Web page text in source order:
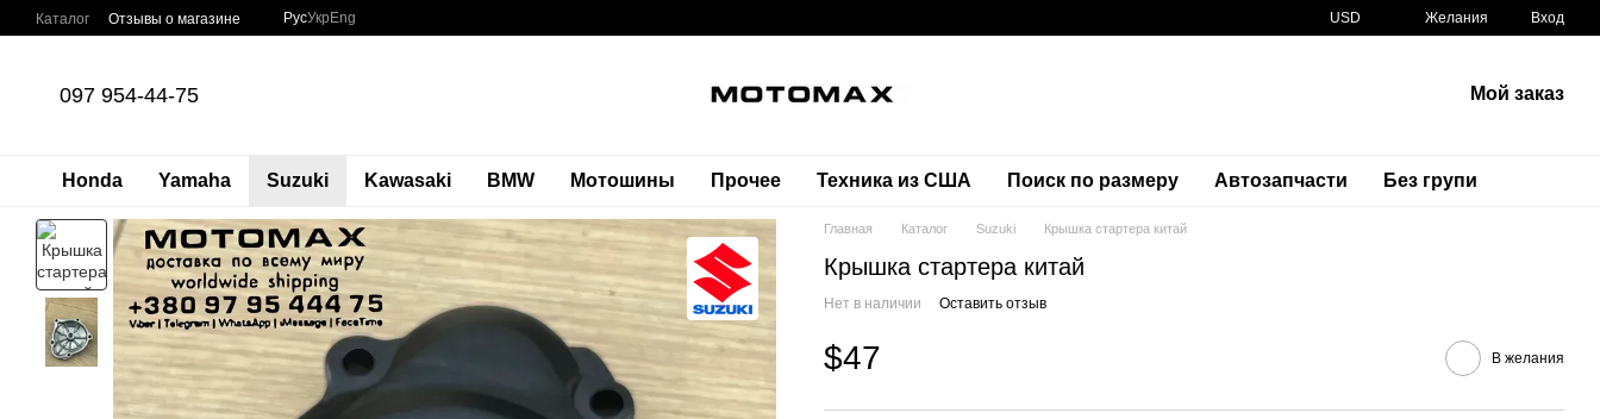
Перейти к основному контенту
Каталог Отзывы о магазине РусУкр Eng USD Желания Вход
097 954-44-75 Мой заказ
Honda Yamaha Suzuki Kawasaki BMW Мотошины Прочее Техника из США Поиск по размеру Автозапчасти Без групи
Главная Каталог Suzuki Крышка стартера китай
Крышка стартера китай
Нет в наличии Оставить отзыв
$47 В желания